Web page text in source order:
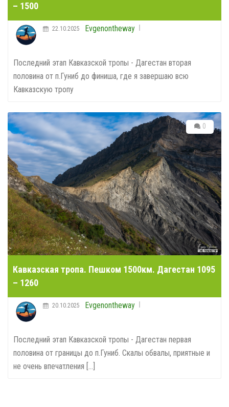
– 1500
Evgenontheway
22.10.2025
Последний этап Кавказской тропы - Дагестан вторая
половина от п.Гуниб до финиша, где я завершаю всю
Кавказскую тропу
0
Кавказская тропа. Пешком 1500км. Дагестан 1095
– 1260
Evgenontheway
20.10.2025
Последний этап Кавказской тропы - Дагестан первая
половина от границы до п.Гуниб. Скалы обвалы, приятные и
не очень впечатления [...]